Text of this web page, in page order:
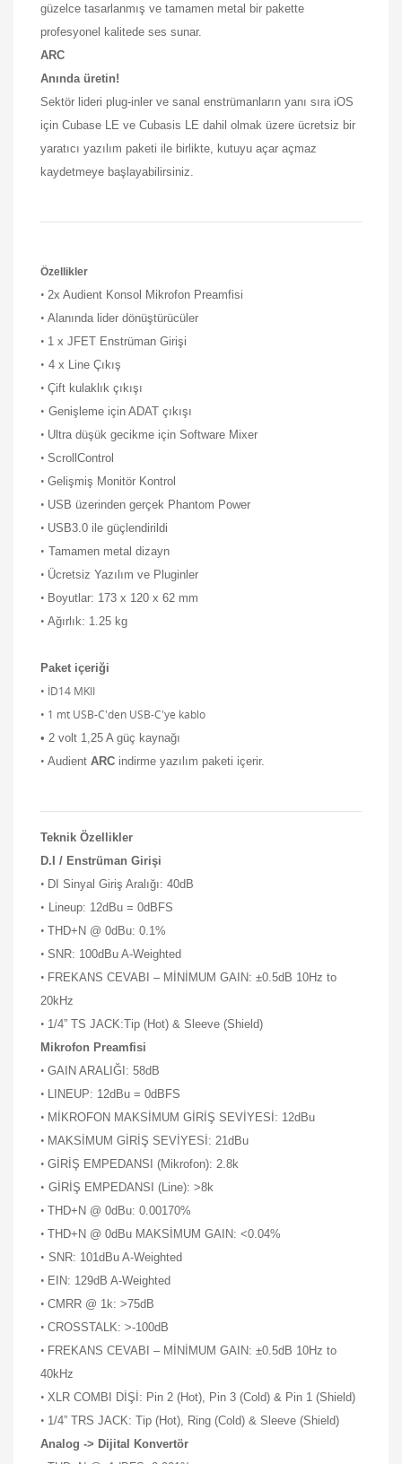
güzelce tasarlanmış ve tamamen metal bir pakette
profesyonel kalitede ses sunar.
ARC
Anında üretin!
Sektör lideri plug-inler ve sanal enstrümanların yanı sıra iOS
için Cubase LE ve Cubasis LE dahil olmak üzere ücretsiz bir
yaratıcı yazılım paketi ile birlikte, kutuyu açar açmaz
kaydetmeye başlayabilirsiniz.
Özellikler
• 2x Audient Konsol Mikrofon Preamfisi
• Alanında lider dönüştürücüler
• 1 x JFET Enstrüman Girişi
• 4 x Line Çıkış
• Çift kulaklık çıkışı
• Genişleme için ADAT çıkışı
• Ultra düşük gecikme için Software Mixer
• ScrollControl
• Gelişmiş Monitör Kontrol
• USB üzerinden gerçek Phantom Power
• USB3.0 ile güçlendirildi
• Tamamen metal dizayn
• Ücretsiz Yazılım ve Pluginler
• Boyutlar: 173 x 120 x 62 mm
• Ağırlık: 1.25 kg
Paket içeriği
• İD14 MKII
• 1 mt USB-C'den USB-C'ye kablo
• 2 volt 1,25 A güç kaynağı
• Audient ARC indirme yazılım paketi içerir.
Teknik Özellikler
D.I / Enstrüman Girişi
• DI Sinyal Giriş Aralığı: 40dB
• Lineup: 12dBu = 0dBFS
• THD+N @ 0dBu: 0.1%
• SNR: 100dBu A-Weighted
• FREKANS CEVABI – MİNİMUM GAIN: ±0.5dB 10Hz to
20kHz
• 1/4” TS JACK:Tip (Hot) & Sleeve (Shield)
Mikrofon Preamfisi
• GAIN ARALIĞI: 58dB
• LINEUP: 12dBu = 0dBFS
• MİKROFON MAKSİMUM GİRİŞ SEVİYESİ: 12dBu
• MAKSİMUM GİRİŞ SEVİYESİ: 21dBu
• GİRİŞ EMPEDANSI (Mikrofon): 2.8k
• GİRİŞ EMPEDANSI (Line): >8k
• THD+N @ 0dBu: 0.00170%
• THD+N @ 0dBu MAKSİMUM GAIN: <0.04%
• SNR: 101dBu A-Weighted
• EIN: 129dB A-Weighted
• CMRR @ 1k: >75dB
• CROSSTALK: >-100dB
• FREKANS CEVABI – MİNİMUM GAIN: ±0.5dB 10Hz to
40kHz
• XLR COMBI DİŞİ: Pin 2 (Hot), Pin 3 (Cold) & Pin 1 (Shield)
• 1/4” TRS JACK: Tip (Hot), Ring (Cold) & Sleeve (Shield)
Analog -> Dijital Konvertör